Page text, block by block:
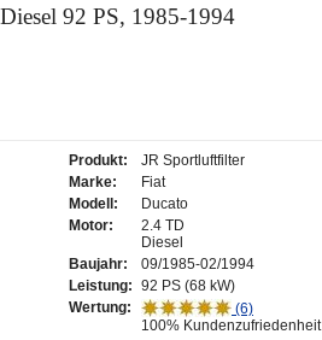
92 PS, 1985-1994
Produkt:
JR Sportluftfilter
Marke:
Fiat
Modell:
Ducato
Motor:
2.4 TD
Diesel
Baujahr:
09/1985-02/1994
Leistung: 92 PS (68 kW)
Wertung:
(6)
100% Kundenzufriedenheit